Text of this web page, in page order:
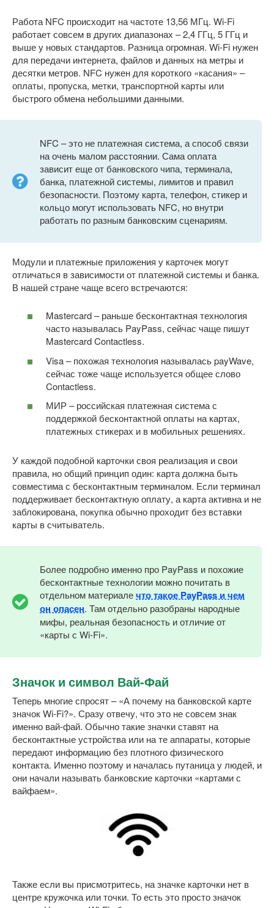
Работа NFC происходит на частоте 13,56 МГц. Wi-Fi
работает совсем в других диапазонах – 2,4 ГГц, 5 ГГц и
выше у новых стандартов. Разница огромная. Wi-Fi нужен
для передачи интернета, файлов и данных на метры и
десятки метров. NFC нужен для короткого «касания» –
оплаты, пропуска, метки, транспортной карты или
быстрого обмена небольшими данными.
NFC – это не платежная система, а способ связи
на очень малом расстоянии. Сама оплата
зависит еще от банковского чипа, терминала,
банка, платежной системы, лимитов и правил
безопасности. Поэтому карта, телефон, стикер и
кольцо могут использовать NFC, но внутри
работать по разным банковским сценариям.
Модули и платежные приложения у карточек могут
отличаться в зависимости от платежной системы и банка.
В нашей стране чаще всего встречаются:
Mastercard – раньше бесконтактная технология
часто называлась PayPass, сейчас чаще пишут
Mastercard Contactless.
Visa – похожая технология называлась payWave,
сейчас тоже чаще используется общее слово
Contactless.
МИР – российская платежная система с
поддержкой бесконтактной оплаты на картах,
платежных стикерах и в мобильных решениях.
У каждой подобной карточки своя реализация и свои
правила, но общий принцип один: карта должна быть
совместима с бесконтактным терминалом. Если терминал
поддерживает бесконтактную оплату, а карта активна и не
заблокирована, покупка обычно проходит без вставки
карты в считыватель.
Более подробно именно про PayPass и похожие
бесконтактные технологии можно почитать в
отдельном материалечто такое PayPass и чем
он опасен. Там отдельно разобраны народные
мифы, реальная безопасность и отличие от
«карты с Wi-Fi».
Значок и символ Вай-Фай
Теперь многие спросят – «А почему на банковской карте
значок Wi-Fi?». Сразу отвечу, что это не совсем знак
именно вай-фай. Обычно такие значки ставят на
бесконтактные устройства или на те аппараты, которые
передают информацию без плотного физического
контакта. Именно поэтому и началась путаница у людей, и
они начали называть банковские карточки «картами с
вайфаем».
Также если вы присмотритесь, на значке карточки нет в
центре кружочка или точки. То есть это просто значок